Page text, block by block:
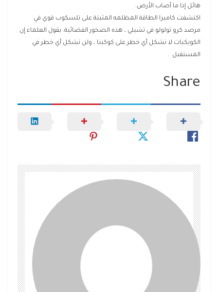
هائل إذا ما أصاب الأرض.
اكتشفت كاميرا الطاقة المظلمه المثبتة على تلسكوب قوي في
مرصد كرو تولولو في تشيلي ، هذه الصخور الفضائية. يقول العلماء إن
الكويكبات لا تشكل أي خطر على كوكبنا ، ولن تشكل أي خطر في
المستقبل .
Share